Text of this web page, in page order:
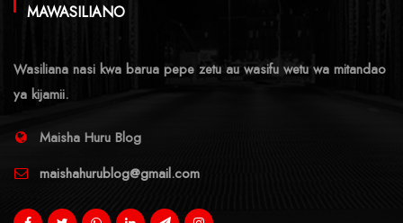
MAWASILIANO
Wasiliana nasi kwa barua pepe zetu au wasifu wetu wa mitandao
ya kijamii.
Maisha Huru Blog
maishahurublog@gmail.com